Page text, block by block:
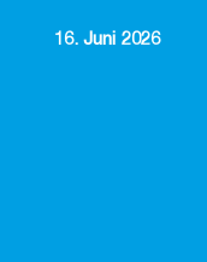
16. Juni 2026